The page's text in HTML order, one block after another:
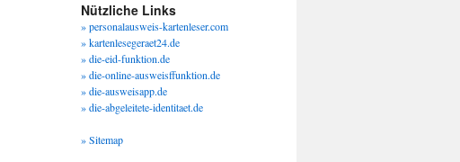
Nützliche Links
» personalausweis-kartenleser.com
» kartenlesegeraet24.de
» die-eid-funktion.de
» die-online-ausweisffunktion.de
» die-ausweisapp.de
» die-abgeleitete-identitaet.de
» Sitemap